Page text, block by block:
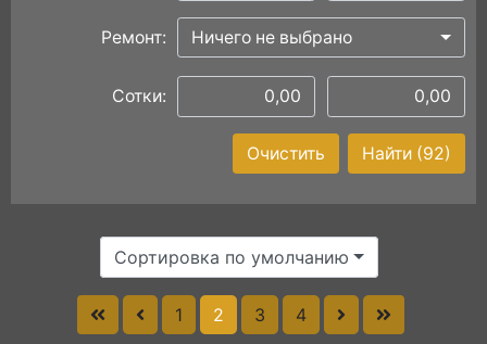
Ремонт: Ничего не выбрано
Сотки:
Найти (92)
Очистить
Сортировка по умолчанию
1 2 3 4